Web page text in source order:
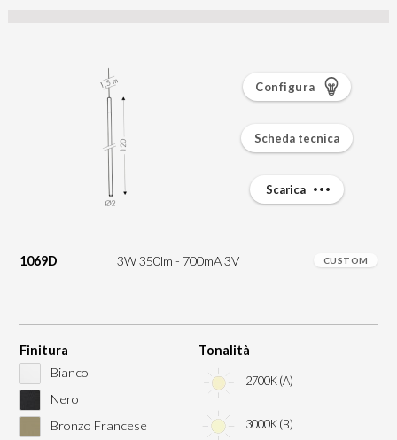
1069D 3W 350lm - 700mA 3V CUSTOM
Finitura
Bianco
Nero
Bronzo Francese
Tonalità
2700K (A)
3000K (B)
Configura
Scheda tecnica
Scarica